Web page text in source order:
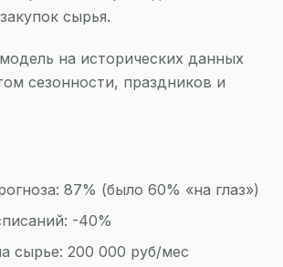
сырья.
на исторических данных
сезонности, праздников и
87% (было 60% «на глаз»)
-40%
сырье: 200 000 руб/мес